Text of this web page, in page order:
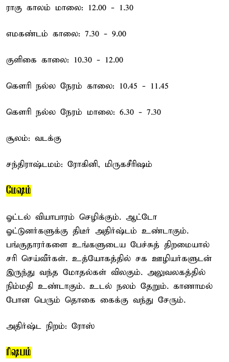
ராகு காலம் மாலை: 12.00 - 1.30
எமகண்டம் காலை: 7.30 - 9.00
குளிகை காலை: 10.30 - 12.00
கௌரி நல்ல நேரம் காலை: 10.45 - 11.45
கௌரி நல்ல நேரம் மாலை: 6.30 - 7.30
சூலம்: வடக்கு
சந்திராஷ்டமம்: ரோகினி, மிருகசீரிஷம்
மேஷம்
ஓட்டல் வியாபாரம் செழிக்கும். ஆட்டோ
ஓட்டுனர்களுக்கு திடீர் அதிர்ஷ்டம் உண்டாகும்.
பங்குதாரர்களை உங்களுடைய பேச்சுத் திறமையால்
சரி செய்வீர்கள். உத்யோகத்தில் சக ஊழியர்களுடன்
இருந்து வந்த மோதல்கள் விலகும். அலுவலகத்தில்
நிம்மதி உண்டாகும். உடல் நலம் தேறும். காணாமல்
போன பெரும் தொகை கைக்கு வந்து சேரும்.
அதிர்ஷ்ட நிறம்: ரோஸ்
ரிஷபம்